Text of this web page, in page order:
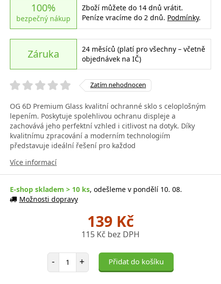
100%
bezpečný nákup
Zboží můžete do 14 dnů vrátit.
Peníze vracíme do 2 dnů. Podmínky.
Záruka
24 měsíců (platí pro všechny – včetně
objednávek na IČ)
Zatím nehodnocen
OG 6D Premium Glass kvalitní ochranné sklo s celoplošným
lepením. Poskytuje spolehlivou ochranu displeje a
zachovává jeho perfektní vzhled i citlivost na dotyk. Díky
kvalitnímu zpracování a moderním technologiím
představuje ideální řešení pro každod
Více informací
E-shop skladem > 10 ks, odešleme v pondělí 10. 08.
Možnosti dopravy
139 Kč
115 Kč bez DPH
- Počet položek
+ Přidat do košíku